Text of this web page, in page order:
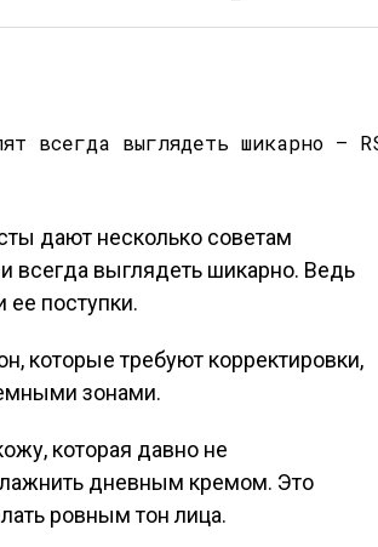
дают несколько советам
всегда выглядеть шикарно. Ведь
ее поступки.
которые требуют корректировки,
зонами.
которая давно не
дневным кремом. Это
ровным тон лица.